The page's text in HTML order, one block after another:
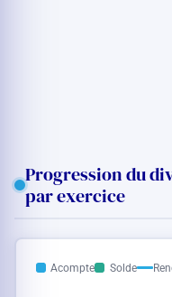
Progression du
par exercice
Acompte Solde